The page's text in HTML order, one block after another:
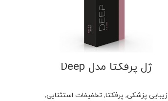
ژل پرفکتا مدل Deep
زیبایی پزشکی, پرفکتا, تخفیفات استثنایی,